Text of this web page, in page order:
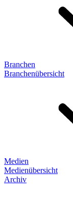
Branchen
Branchenübersicht
Medien
Medienübersicht
Archiv